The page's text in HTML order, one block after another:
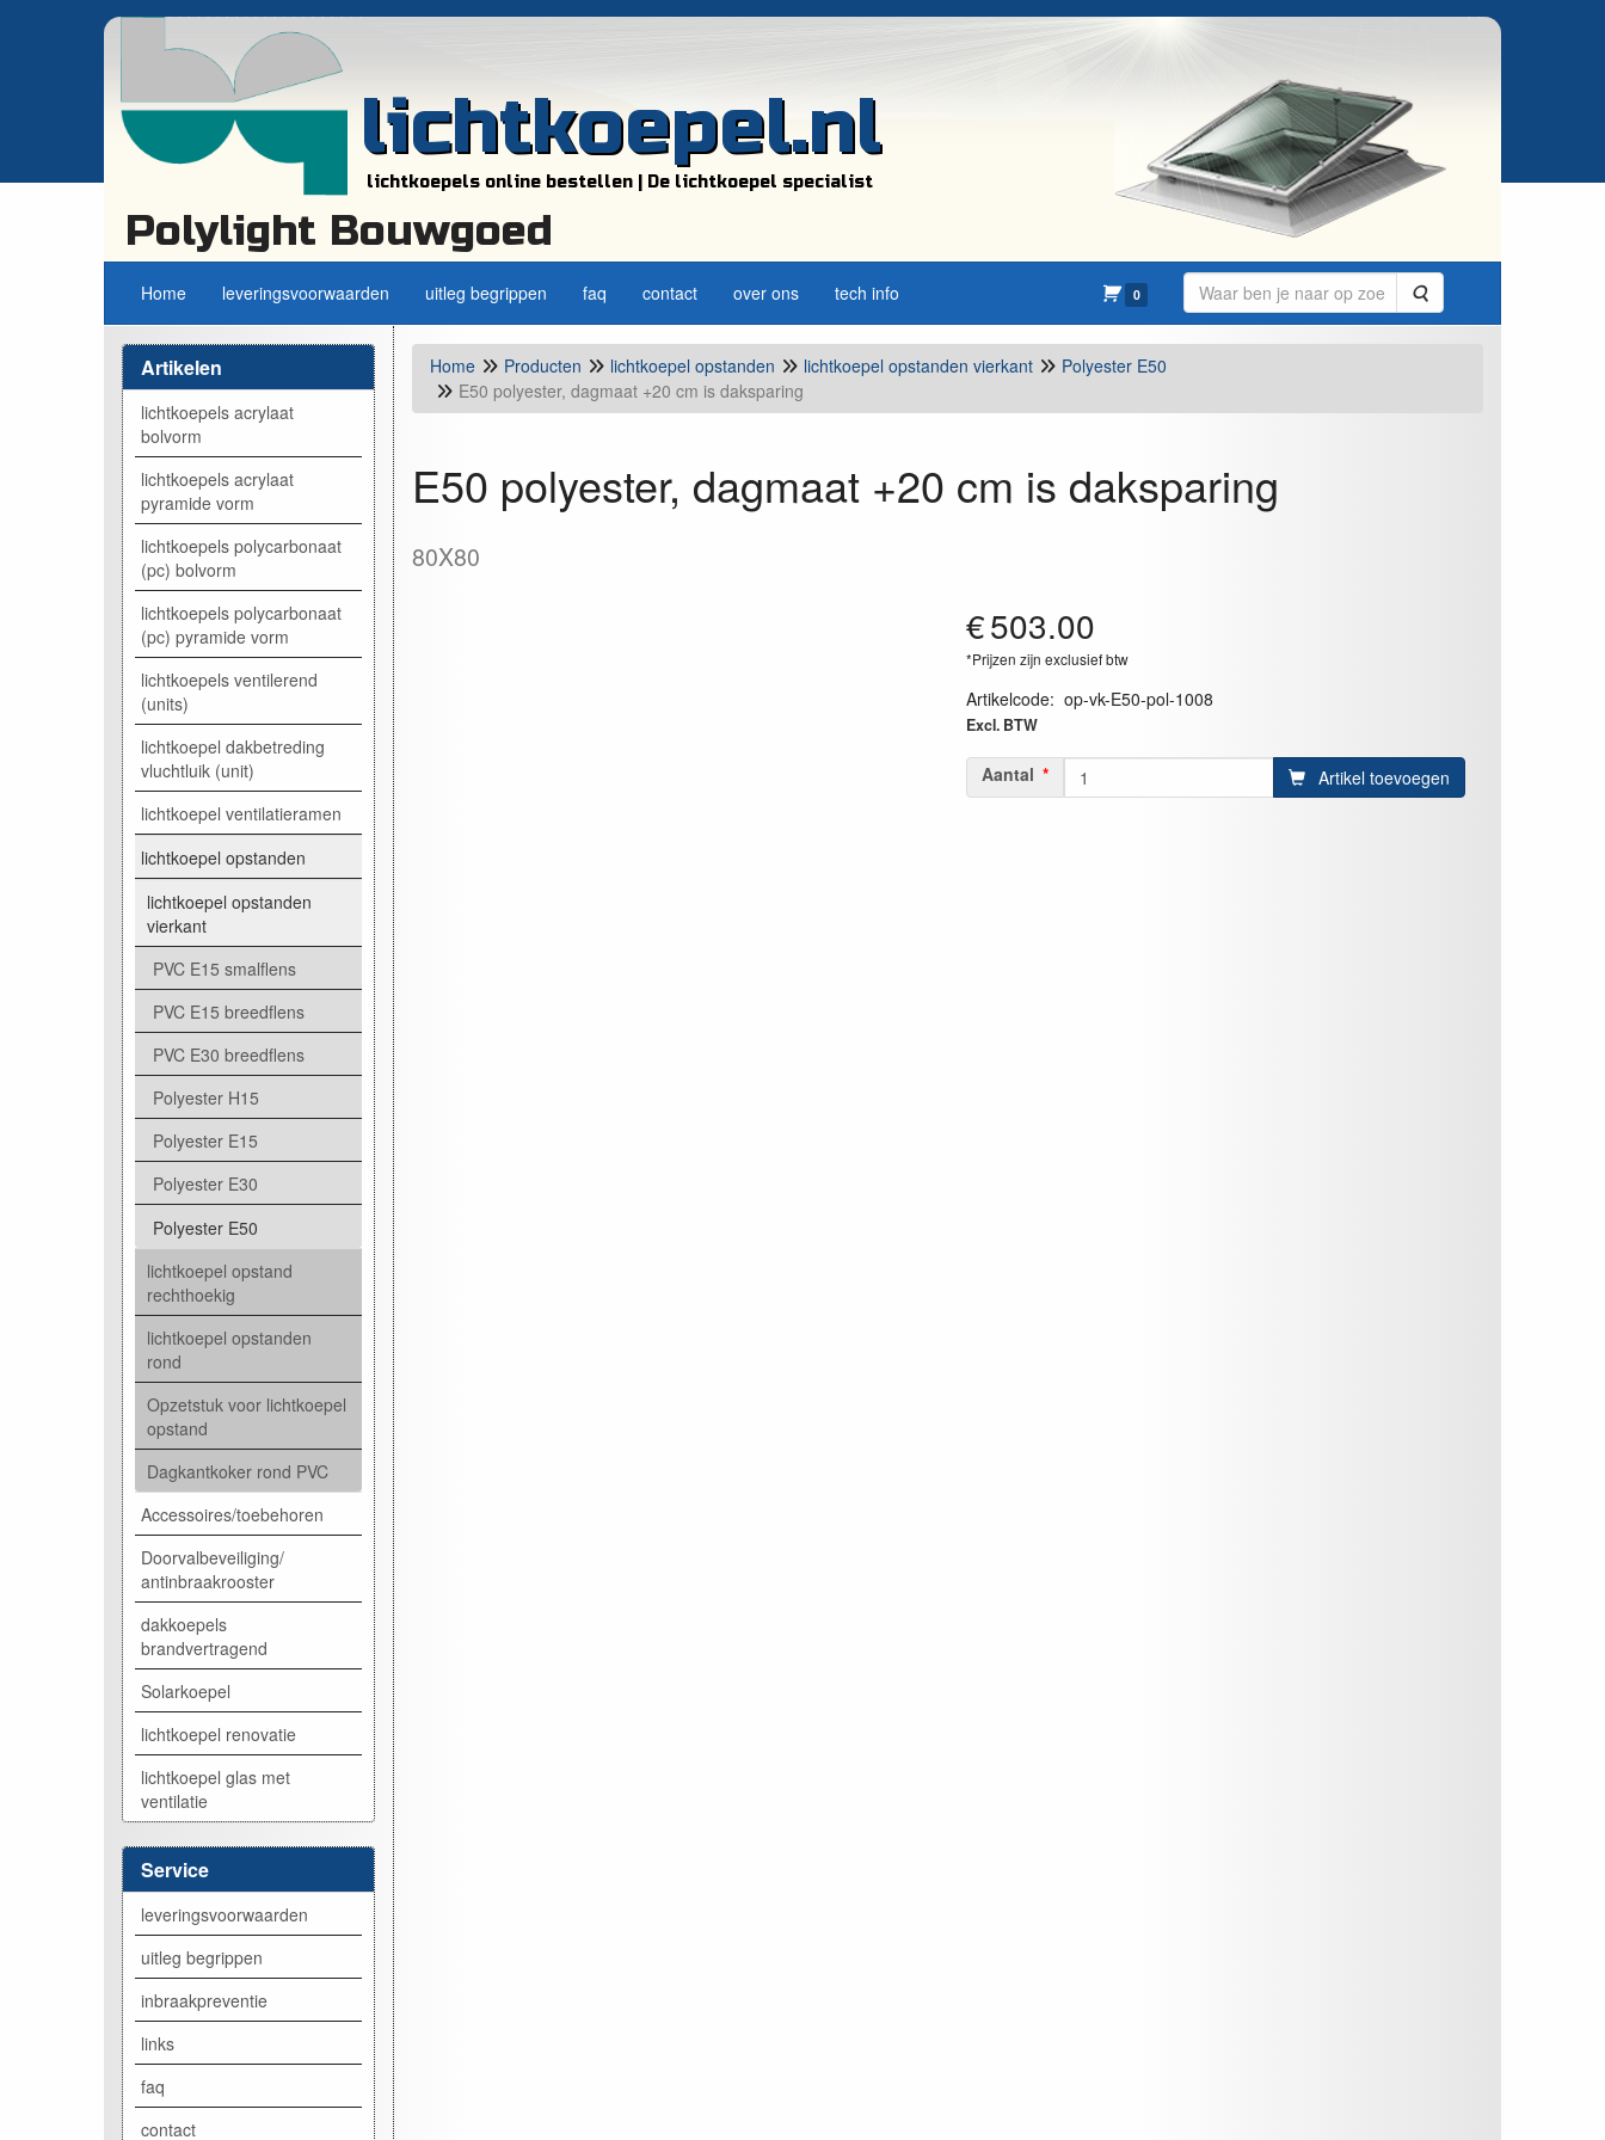
lichtkoepel.nl
lichtkoepels online bestellen | De lichtkoepel specialist
Polylight Bouwgoed
Home leveringsvoorwaarden uitleg begrippen faq contact over ons tech info 0 Zoeken
Artikelen
lichtkoepels acrylaat
bolvorm
lichtkoepels acrylaat
pyramide vorm
lichtkoepels polycarbonaat
(pc) bolvorm
lichtkoepels polycarbonaat
(pc) pyramide vorm
lichtkoepels ventilerend
(units)
lichtkoepel dakbetreding
vluchtluik (unit)
lichtkoepel ventilatieramen
lichtkoepel opstanden
lichtkoepel opstanden
vierkant
PVC E15 smalflens
PVC E15 breedflens
PVC E30 breedflens
Polyester H15
Polyester E15
Polyester E30
Polyester E50
lichtkoepel opstand
rechthoekig
lichtkoepel opstanden
rond
Opzetstuk voor lichtkoepel
opstand
Dagkantkoker rond PVC
Accessoires/toebehoren
Doorvalbeveiliging/
antinbraakrooster
dakkoepels
brandvertragend
Solarkoepel
lichtkoepel renovatie
lichtkoepel glas met
ventilatie
Service
leveringsvoorwaarden
uitleg begrippen
inbraakpreventie
links
faq
contact
Home Producten lichtkoepel opstanden lichtkoepel opstanden vierkant
Polyester E50
E50 polyester, dagmaat +20 cm is daksparing
E50 polyester, dagmaat +20 cm is daksparing
80X80
€503.00
*Prijzen zijn exclusief btw
Artikelcode: op-vk-E50-pol-1008
Excl. BTW
Aantal Artikel toevoegen